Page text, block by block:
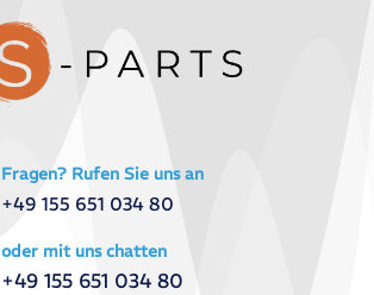
Fragen? Rufen Sie uns an
+49 155 651 034 80
oder mit uns chatten
+49 155 651 034 80